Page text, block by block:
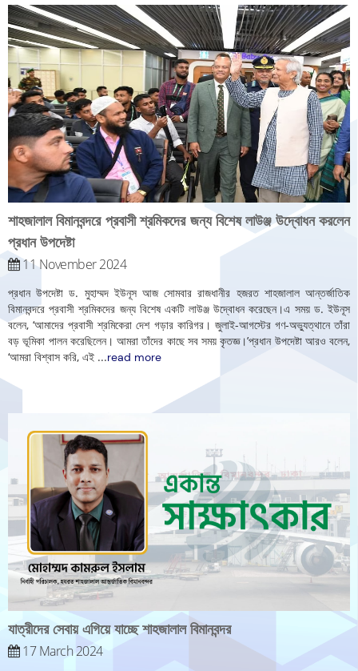
শাহজালাল বিমানবন্দরে প্রবাসী শ্রমিকদের জন্য বিশেষ লাউঞ্জ উদ্বোধন করলেন
প্রধান উপদেষ্টা
11 November 2024
প্রধান উপদেষ্টা ড. মুহাম্মদ ইউনূস আজ সোমবার রাজধানীর হজরত শাহজালাল আন্তর্জাতিক
বিমানবন্দরে প্রবাসী শ্রমিকদের জন্য বিশেষ একটি লাউঞ্জ উদ্বোধন করেছেন।এ সময় ড. ইউনূস
বলেন, ‘আমাদের প্রবাসী শ্রমিকেরা দেশ গড়ার কারিগর। জুলাই-আগস্টের গণ-অভ্যুত্থানে তাঁরা
বড় ভূমিকা পালন করেছিলেন। আমরা তাঁদের কাছে সব সময় কৃতজ্ঞ।’প্রধান উপদেষ্টা আরও বলেন,
‘আমরা বিশ্বাস করি, এই ...read more
যাত্রীদের সেবায় এগিয়ে যাচ্ছে শাহজালাল বিমানবন্দর
17 March 2024